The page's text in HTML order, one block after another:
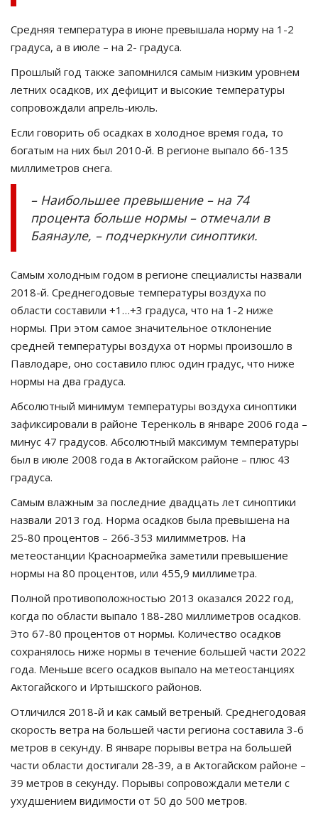
Средняя температура в июне превышала норму на 1-2
градуса, а в июле – на 2- градуса.
Прошлый год также запомнился самым низким уровнем
летних осадков, их дефицит и высокие температуры
сопровождали апрель-июль.
Если говорить об осадках в холодное время года, то
богатым на них был 2010-й. В регионе выпало 66-135
миллиметров снега.
– Наибольшее превышение – на 74
процента больше нормы – отмечали в
Баянауле, – подчеркнули синоптики.
Самым холодным годом в регионе специалисты назвали
2018-й. Среднегодовые температуры воздуха по
области составили +1…+3 градуса, что на 1-2 ниже
нормы. При этом самое значительное отклонение
средней температуры воздуха от нормы произошло в
Павлодаре, оно составило плюс один градус, что ниже
нормы на два градуса.
Абсолютный минимум температуры воздуха синоптики
зафиксировали в районе Теренколь в январе 2006 года –
минус 47 градусов. Абсолютный максимум температуры
был в июле 2008 года в Актогайском районе – плюс 43
градуса.
Самым влажным за последние двадцать лет синоптики
назвали 2013 год. Норма осадков была превышена на
25-80 процентов – 266-353 милимметров. На
метеостанции Красноармейка заметили превышение
нормы на 80 процентов, или 455,9 миллиметра.
Полной противоположностью 2013 оказался 2022 год,
когда по области выпало 188-280 миллиметров осадков.
Это 67-80 процентов от нормы. Количество осадков
сохранялось ниже нормы в течение большей части 2022
года. Меньше всего осадков выпало на метеостанциях
Актогайского и Иртышского районов.
Отличился 2018-й и как самый ветреный. Среднегодовая
скорость ветра на большей части региона составила 3-6
метров в секунду. В январе порывы ветра на большей
части области достигали 28-39, а в Актогайском районе –
39 метров в секунду. Порывы сопровождали метели с
ухудшением видимости от 50 до 500 метров.